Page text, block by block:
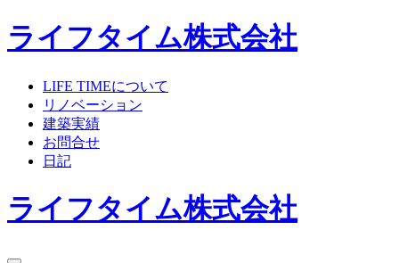
ライフタイム株式会社
LIFE TIMEについて
リノベーション
建築実績
お問合せ
日記
ライフタイム株式会社